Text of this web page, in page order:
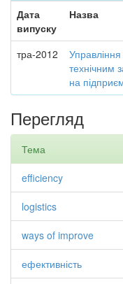
Дата
випуску
Назва
тра-2012
технічним
на
Перегляд
Тема
efficiency
logistics
ways of improve
ефективність